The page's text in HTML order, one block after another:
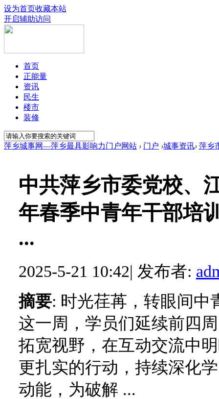
设为首页收藏本站
开启辅助访问
首页
正能量
资讯
民生
楼市
装修
萍乡城事网—萍乡最具影响力门户网站 › 门户 ›城事资讯› 萍乡
中共萍乡市委党校、
年春季中青年干部培
...
2025-5-21 10:42| 发布者:
摘要: 时光荏苒，转眼间中
这一周，学员们延续前四
拓宽视野，在互动交流中
更扎实的行动，持续深化
动能，为破解 ...